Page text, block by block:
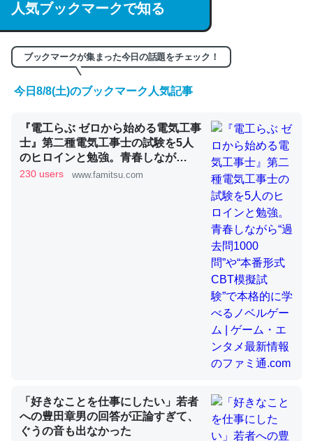
/064121
─GPTの仕組みと限界についての考察（１） - conceptualization
くらい。小説でいう「ずっと前の伏線」は回収されないけ
ど、短期記憶というには多い分量。進化すればするほど分
かりやすく強くなりそう
─GPTの仕組みと限界についての考察（１） - conceptualization
昆虫ってカルシウム少ないのか。知らんかった。調べたら
コオロギのカルシウム分はエビの600分の1程度。
─ニュース :: 【研究発表】昆虫学の大問題＝「昆虫はなぜ海にいな
論文では「淡水はカルシウムも酸素も不足してて両方に不
利だから両方が拮抗してるのでは」とあって面白い。海に
人気ブックマークで知る
ブックマークが集まった今日の話題をチェック！
今日8/8(土)のブックマーク人気記事
『電工らぶ ゼロから始める電気工事
士』第二種電気工事士の試験を5人
のヒロインと勉強。青春しなが
ら“過去問1000問”や“本番形式CBT
230 users www.famitsu.com
「好きなことを仕事にしたい」若者
への豊田章男の回答が正論すぎて、
ぐうの音も出なかった